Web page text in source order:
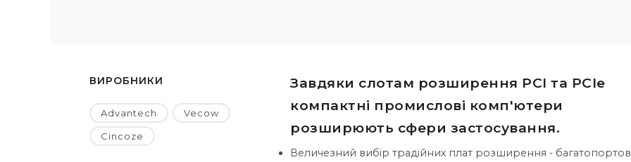
ВИРОБНИКИ
Advantech Vecow
Cincoze
Завдяки слотам розширення PCI та PCIe
компактні промислові комп'ютери
розширюють сфери застосування.
Величезний вибір традійних плат розширення -